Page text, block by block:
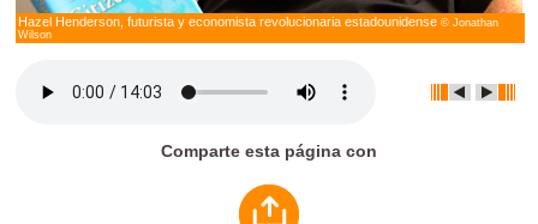
Hazel Henderson, futurista y economista revolucionaria estadounidense© Jonathan
Wilson
Comparte esta página con